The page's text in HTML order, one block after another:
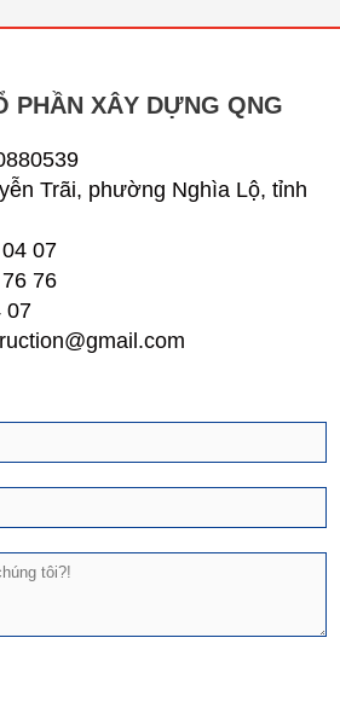
PHẦN XÂY DỰNG QNG
Trãi, phường Nghìa Lộ, tỉnh
07
76
07